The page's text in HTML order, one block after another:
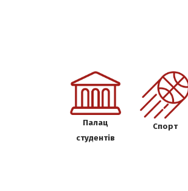
Палац
студентів
Спорт